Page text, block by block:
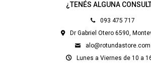
¿TENÉS ALGUNA
093 475 717
Dr Gabriel Otero 6590,
alo@rotundastore.com
Lunes a Viernes de 10 a